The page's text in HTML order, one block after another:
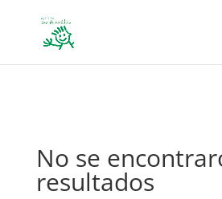
No se
resultados